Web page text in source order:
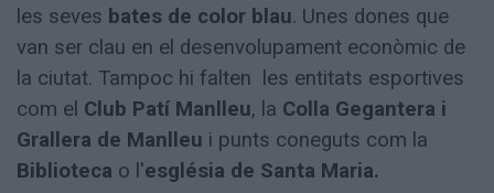
les seves bates de color blau. Unes dones que
van ser clau en el desenvolupament econòmic de
la ciutat. Tampoc hi falten les entitats esportives
com el Club Patí Manlleu, la Colla Gegantera i
Grallera de Manlleu i punts coneguts com la
Biblioteca o l'església de Santa Maria.